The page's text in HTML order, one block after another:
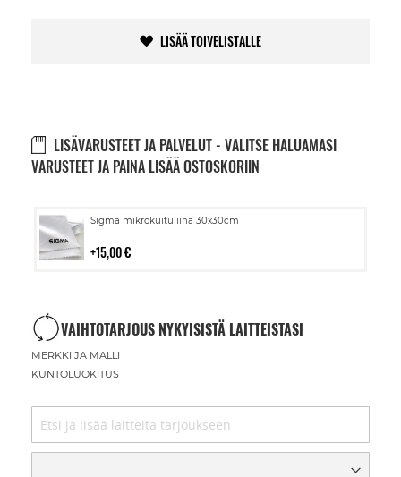
LISÄÄ TOIVELISTALLE
LISÄVARUSTEET JA PALVELUT - VALITSE HALUAMASI
VARUSTEET JA PAINA LISÄÄ OSTOSKORIIN
Sigma mikrokuituliina 30x30cm
15,00 €
Lisää
VAIHTOTARJOUS NYKYISISTÄ LAITTEISTASI
MERKKI JA MALLI
KUNTOLUOKITUS